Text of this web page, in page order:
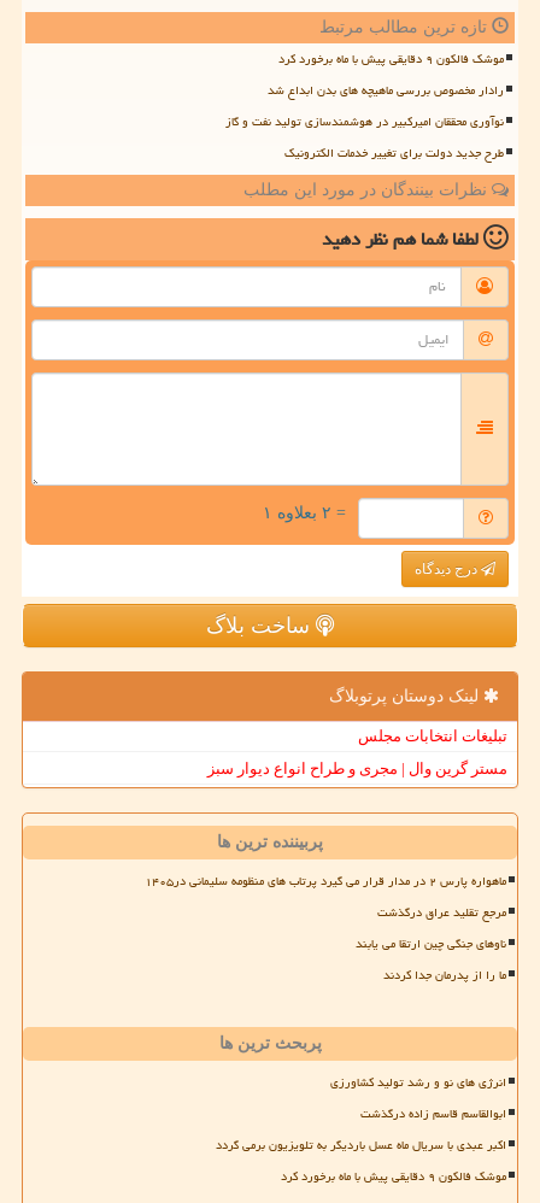
تازه ترین مطالب مرتبط
موشک فالکون ۹ دقایقی پیش با ماه برخورد کرد
رادار مخصوص بررسی ماهیچه های بدن ابداع شد
نوآوری محققان امیرکبیر در هوشمندسازی تولید نفت و گاز
طرح جدید دولت برای تغییر خدمات الکترونیک
نظرات بینندگان در مورد این مطلب
لطفا شما همنظر دهید
= ۲ بعلاوه ۱
درج دیدگاه
ساخت بلاگ
لینک دوستان پرتوبلاگ
تبلیغات انتخابات مجلس
مستر گرین وال | مجری و طراح انواع دیوار سبز
پربیننده ترین ها
ماهواره پارس ۲ در مدار قرار می گیرد پرتاب های منظومه سلیمانی در۱۴۰۵
مرجع تقلید عراق درگذشت
ناوهای جنگی چین ارتقا می یابند
ما را از پدرمان جدا کردند
پربحث ترین ها
انرژی های نو و رشد تولید کشاورزی
ابوالقاسم قاسم زاده درگذشت
اکبر عبدی با سریال ماه عسل باردیگر به تلویزیون برمی گردد
موشک فالکون ۹ دقایقی پیش با ماه برخورد کرد